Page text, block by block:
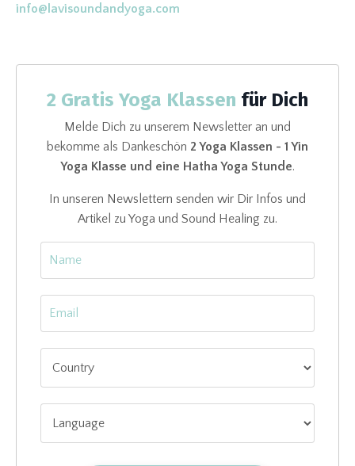
info@lavisoundandyoga.com
2 Gratis Yoga Klassen für Dich
Melde Dich zu unserem Newsletter an und
bekomme als Dankeschön 2 Yoga Klassen - 1 Yin
Yoga Klasse und eine Hatha Yoga Stunde.
In unseren Newslettern senden wir Dir Infos und
Artikel zu Yoga und Sound Healing zu.